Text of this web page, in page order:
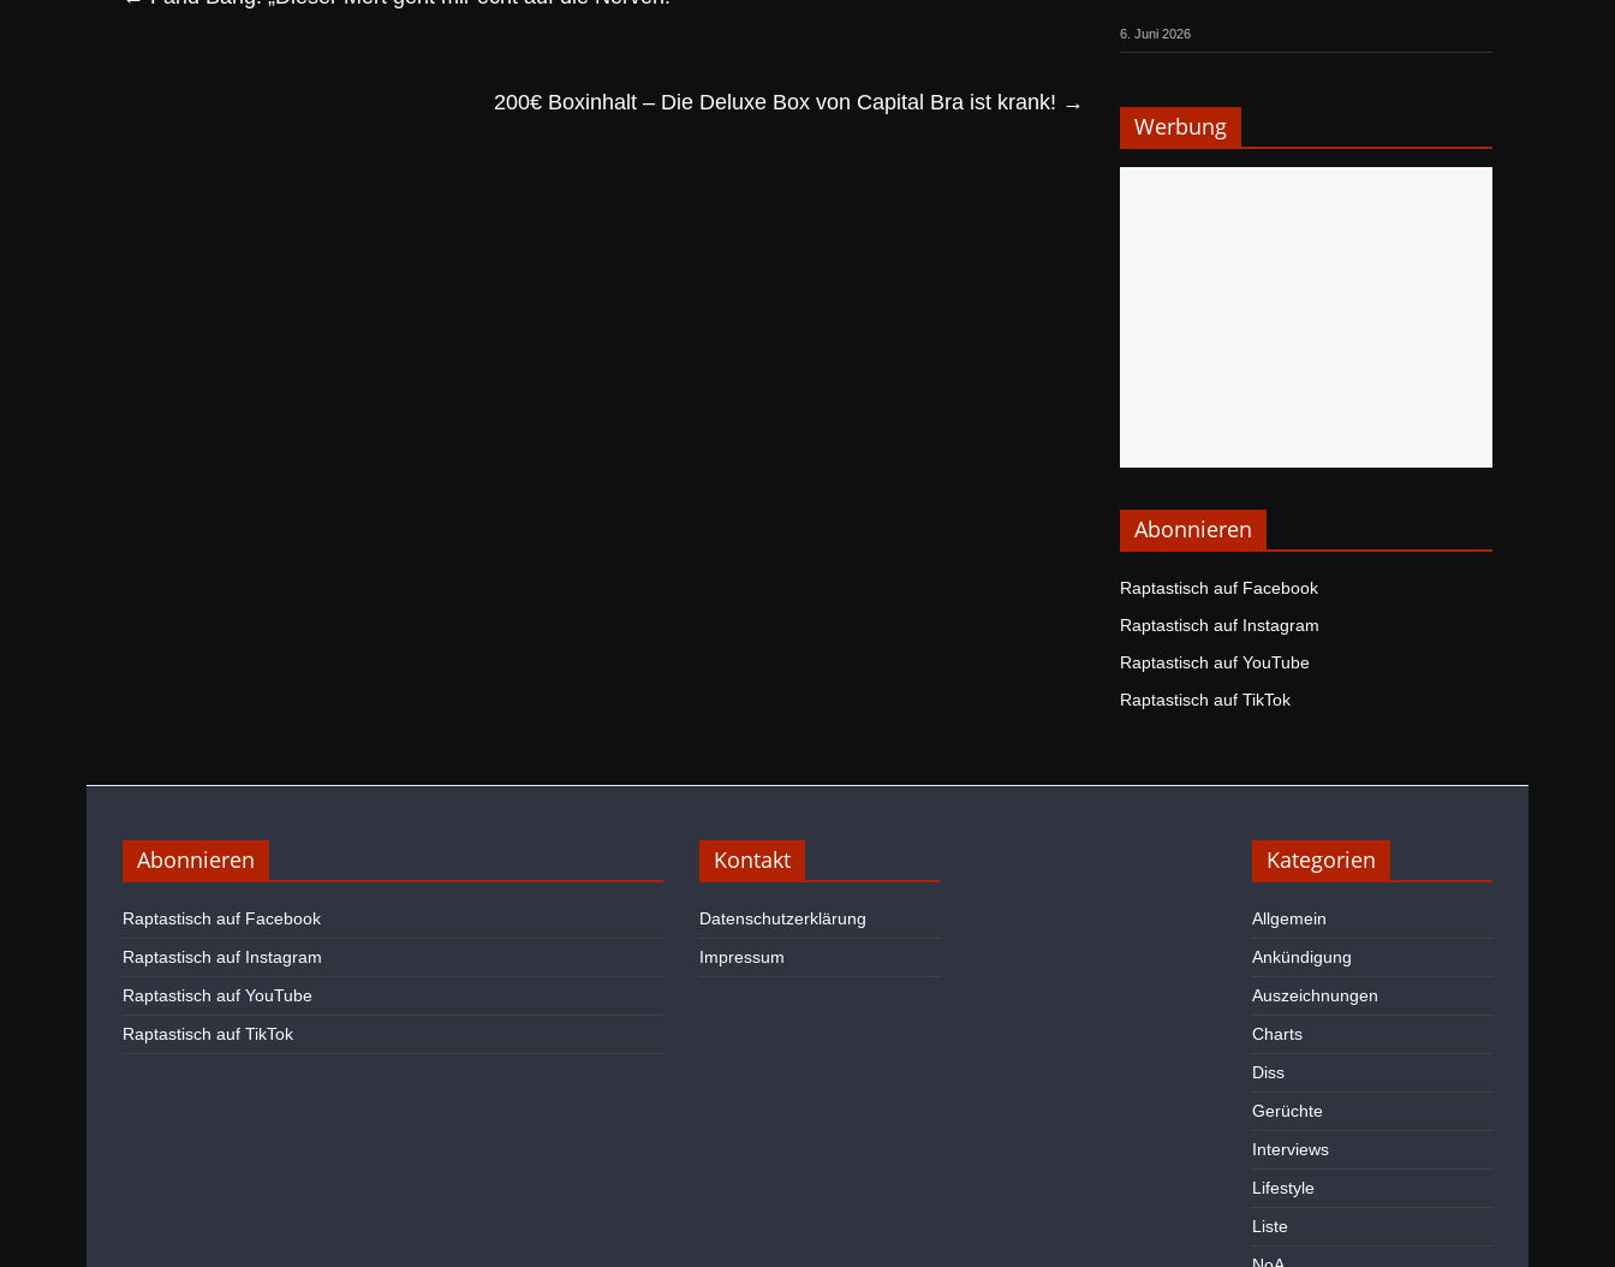
200€ Boxinhalt – Die Deluxe Box von Capital Bra ist krank! →
6. Juni 2026
Werbung
Abonnieren
Raptastisch auf Facebook
Raptastisch auf Instagram
Raptastisch auf YouTube
Raptastisch auf TikTok
Abonnieren
Raptastisch auf Facebook
Raptastisch auf Instagram
Raptastisch auf YouTube
Raptastisch auf TikTok
Kontakt
Datenschutzerklärung
Impressum
Kategorien
Allgemein
Ankündigung
Auszeichnungen
Charts
Diss
Gerüchte
Interviews
Lifestyle
Liste